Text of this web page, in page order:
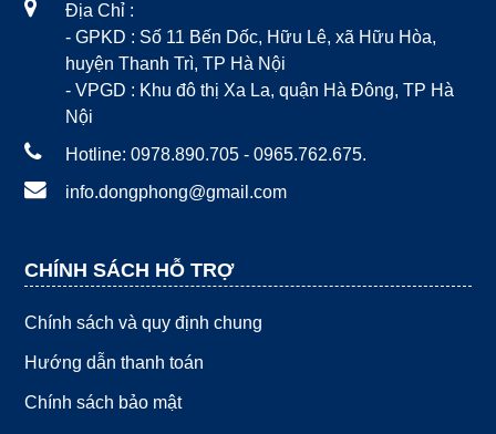
Địa Chỉ :
- GPKD : Số 11 Bến Dốc, Hữu Lê, xã Hữu Hòa,
huyện Thanh Trì, TP Hà Nội
- VPGD : Khu đô thị Xa La, quận Hà Đông, TP Hà
Nội
Hotline: 0978.890.705 - 0965.762.675.
info.dongphong@gmail.com
CHÍNH SÁCH HỖ TRỢ
Chính sách và quy định chung
Hướng dẫn thanh toán
Chính sách bảo mật